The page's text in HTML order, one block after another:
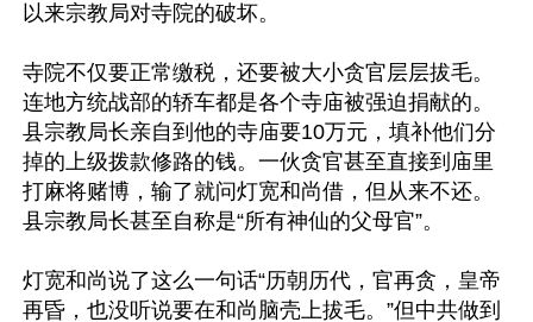
以来宗教局对寺院的破坏。
寺院不仅要正常缴税，还要被大小贪官层层拔毛。
连地方统战部的轿车都是各个寺庙被强迫捐献的。
县宗教局长亲自到他的寺庙要10万元，填补他们分
掉的上级拨款修路的钱。一伙贪官甚至直接到庙里
打麻将赌博，输了就问灯宽和尚借，但从来不还。
县宗教局长甚至自称是“所有神仙的父母官”。
灯宽和尚说了这么一句话“历朝历代，官再贪，皇帝
再昏，也没听说要在和尚脑壳上拔毛。”但中共做到